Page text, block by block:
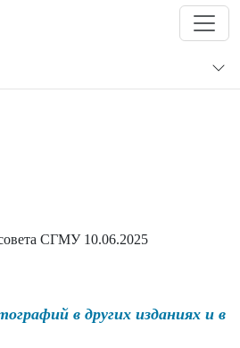
СГМУ 10.06.2025
в других изданиях и в